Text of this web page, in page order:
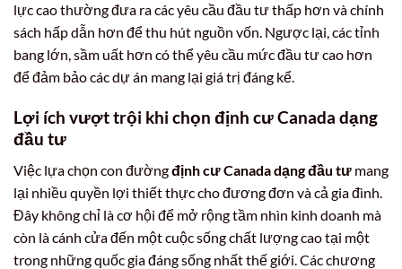
lực cao thường đưa ra các yêu cầu đầu tư thấp hơn và chính
sách hấp dẫn hơn để thu hút nguồn vốn. Ngược lại, các tỉnh
bang lớn, sầm uất hơn có thể yêu cầu mức đầu tư cao hơn
để đảm bảo các dự án mang lại giá trị đáng kể.
Lợi ích vượt trội khi chọn định cư Canada dạng
đầu tư
Việc lựa chọn con đườngđịnh cư Canada dạng đầu tư mang
lại nhiều quyền lợi thiết thực cho đương đơn và cả gia đình.
Đây không chỉ là cơ hội để mở rộng tầm nhìn kinh doanh mà
còn là cánh cửa đến một cuộc sống chất lượng cao tại một
trong những quốc gia đáng sống nhất thế giới. Các chương